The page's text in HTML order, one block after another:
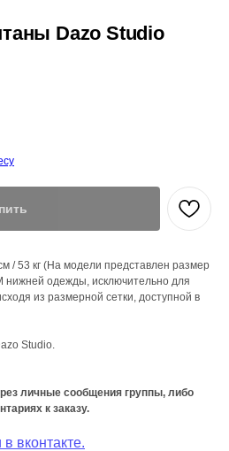
Dazo Studio
/ 53 кг (На модели представлен размер
нижней одежды, исключительно для
из размерной сетки, доступной в
Studio.
личные сообщения группы, либо
к заказу.
вконтакте.